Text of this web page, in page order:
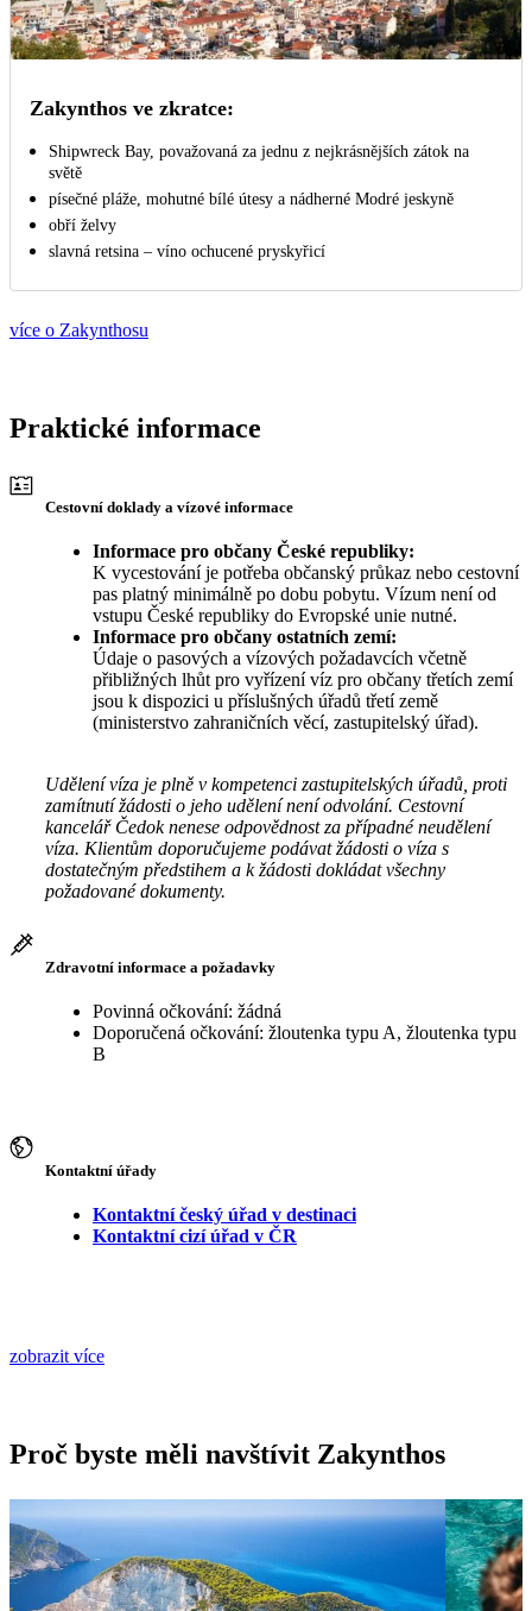
Zakynthos ve zkratce:
Shipwreck Bay, považovaná za jednu z nejkrásnějších zátok na
světě
písečné pláže, mohutné bílé útesy a nádherné Modré jeskyně
obří želvy
slavná retsina – víno ochucené pryskyřicí
více o Zakynthosu
Praktické informace
Cestovní doklady a vízové informace
Informace pro občany České republiky:
K vycestování je potřeba občanský průkaz nebo cestovní
pas platný minimálně po dobu pobytu. Vízum není od
vstupu České republiky do Evropské unie nutné.
Informace pro občany ostatních zemí:
Údaje o pasových a vízových požadavcích včetně
přibližných lhůt pro vyřízení víz pro občany třetích zemí
jsou k dispozici u příslušných úřadů třetí země
(ministerstvo zahraničních věcí, zastupitelský úřad).
Udělení víza je plně v kompetenci zastupitelských úřadů, proti
zamítnutí žádosti o jeho udělení není odvolání. Cestovní
kancelář Čedok nenese odpovědnost za případné neudělení
víza. Klientům doporučujeme podávat žádosti o víza s
dostatečným předstihem a k žádosti dokládat všechny
požadované dokumenty.
Zdravotní informace a požadavky
Povinná očkování: žádná
Doporučená očkování: žloutenka typu A, žloutenka typu
B
Kontaktní úřady
Kontaktní český úřad v destinaci
Kontaktní cizí úřad v ČR
zobrazit více
Proč byste měli navštívit Zakynthos